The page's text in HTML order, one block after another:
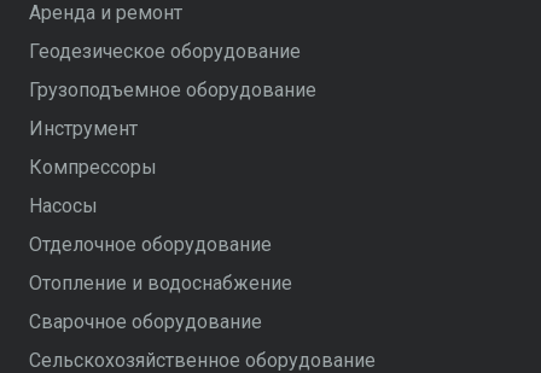
Аренда и ремонт
Геодезическое оборудование
Грузоподъемное оборудование
Инструмент
Компрессоры
Насосы
Отделочное оборудование
Отопление и водоснабжение
Сварочное оборудование
Сельскохозяйственное оборудование